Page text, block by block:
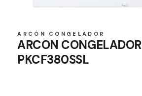
ARCÓN CONGELADOR
ARCON CONGELADOR
PKCF380SSL